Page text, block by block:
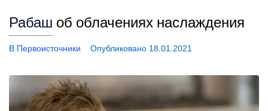
Рабаш об облачениях наслаждения
В Первоисточники Опубликовано 18.01.2021